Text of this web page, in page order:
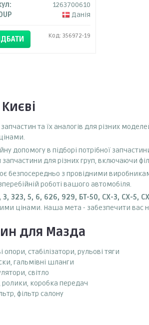
1263700610
Данія
Код: 356972-19
та їх аналогів для різних
допомогу в підборі потрібної
для різних груп, включаючи
безпосередньо з провідними
роботі вашого автомобіля.
323, 5, 6, 626, 929, БТ-50, СХ-3, СХ-5,
цінами. Наша мета - забезпечити
для Мазда
стабілізатори, рульові тяги
гальмівні шланги
світло
ролики, коробка передач
фільтр салону